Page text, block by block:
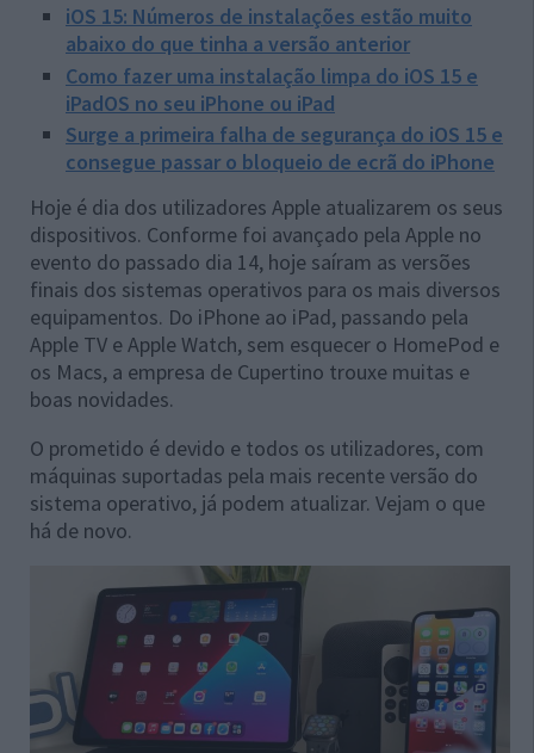
iOS 15: Números de instalações estão muito
abaixo do que tinha a versão anterior
Como fazer uma instalação limpa do iOS 15 e
iPadOS no seu iPhone ou iPad
Surge a primeira falha de segurança do iOS 15 e
consegue passar o bloqueio de ecrã do iPhone
Hoje é dia dos utilizadores Apple atualizarem os seus
dispositivos. Conforme foi avançado pela Apple no
evento do passado dia 14, hoje saíram as versões
finais dos sistemas operativos para os mais diversos
equipamentos. Do iPhone ao iPad, passando pela
Apple TV e Apple Watch, sem esquecer o HomePod e
os Macs, a empresa de Cupertino trouxe muitas e
boas novidades.
O prometido é devido e todos os utilizadores, com
máquinas suportadas pela mais recente versão do
sistema operativo, já podem atualizar. Vejam o que
há de novo.